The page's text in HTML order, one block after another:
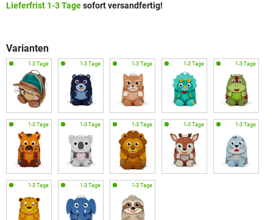
Lieferfrist 1-3 Tagesofort versandfertig!
Varianten